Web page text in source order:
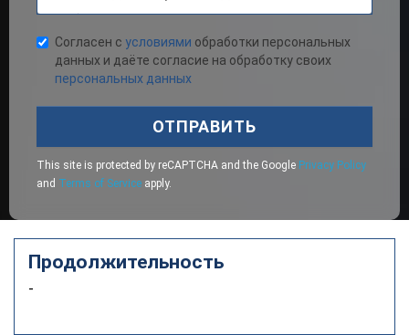
Согласен с условиями обработки персональных
данных и даёте согласие на обработку своих
персональных данных
ОТПРАВИТЬ
This site is protected by reCAPTCHA and the Google Privacy Policy
and Terms of Service apply.
Продолжительность
-